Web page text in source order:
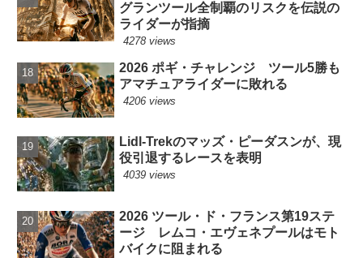
グランツール全制覇のリスクを伝説の
ライダーが指摘
4278 views
2026 ポギ・チャレンジ ツール5勝も
アマチュアライダーに敗れる
4206 views
Lidl-Trekのマッズ・ピーダスンが、現
役引退するレースを表明
4039 views
2026 ツール・ド・フランス第19ステ
ージ レムコ・エヴェネプールはモト
バイクに阻まれる